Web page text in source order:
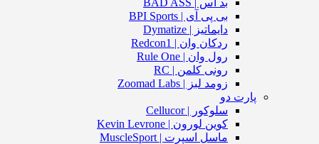
بد اس | BAD ASS
بی پی آی | BPI Sports
دایماتیز | Dymatize
ردکان وان | Redcon1
رول وان | Rule One
رونی کلمن | RC
زومد لبز | Zoomad Labs
پارت دو
سلوکور | Cellucor
کوین لورون | Kevin Levrone
ماسل اسپرت | MuscleSport